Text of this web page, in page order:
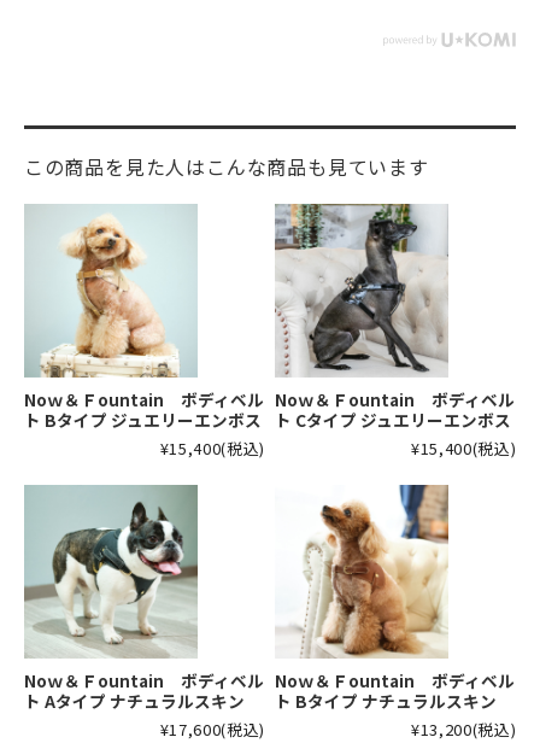
この商品を見た人はこんな商品も見ています
Noｗ＆Ｆountain ボディベル
ト Bタイプ ジュエリーエンボス
¥15,400(税込)
Noｗ＆Ｆountain ボディベル
ト Cタイプ ジュエリーエンボス
¥15,400(税込)
Noｗ＆Ｆountain ボディベル
ト Aタイプ ナチュラルスキン
¥17,600(税込)
Noｗ＆Ｆountain ボディベル
ト Bタイプ ナチュラルスキン
¥13,200(税込)